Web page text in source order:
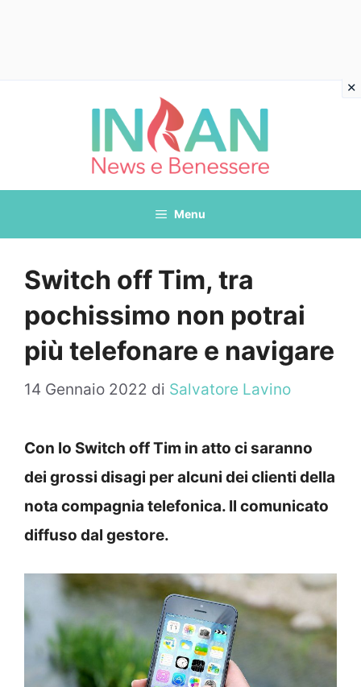
Menu
Switch off Tim, tra
pochissimo non potrai
più telefonare e navigare
14 Gennaio 2022 di Salvatore Lavino
Con lo Switch off Tim in atto ci saranno
dei grossi disagi per alcuni dei clienti della
nota compagnia telefonica. Il comunicato
diffuso dal gestore.